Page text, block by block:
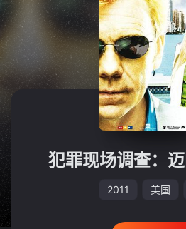
暂无观看影
犯罪现场调查：
2011 美国